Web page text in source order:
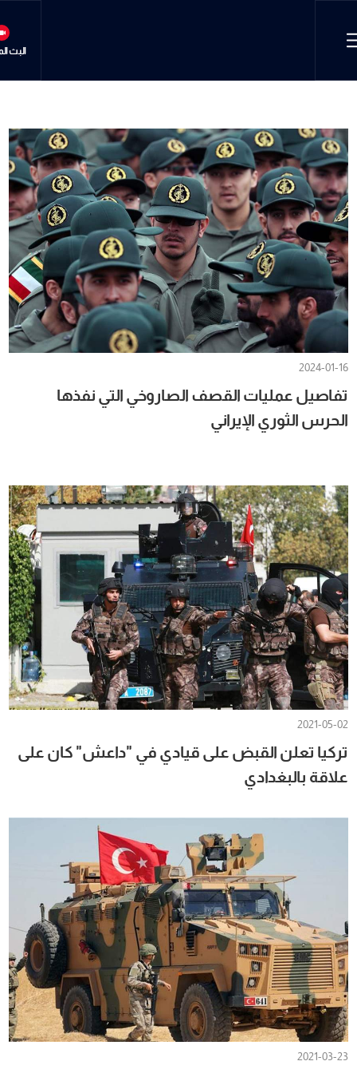
البث
2024-01-16
تفاصيل عمليات القصف الصاروخي التي نفذها
الحرس الثوري الإيراني
2021-05-02
تركيا تعلن القبض على قيادي في "داعش" كان على
علاقة بالبغدادي
2021-03-23